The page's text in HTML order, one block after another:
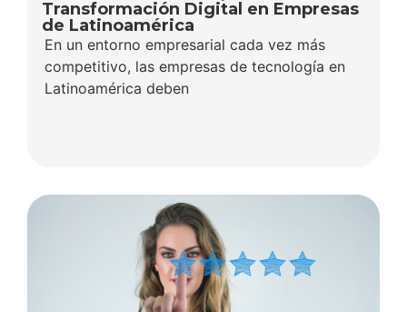
Transformación Digital en Empresas
de Latinoamérica
En un entorno empresarial cada vez más
competitivo, las empresas de tecnología en
Latinoamérica deben